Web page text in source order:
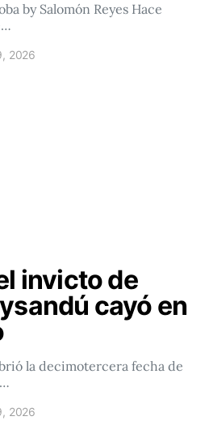
by Salomón Reyes Hace
2026
invicto de
cayó en
la decimotercera fecha de
2026